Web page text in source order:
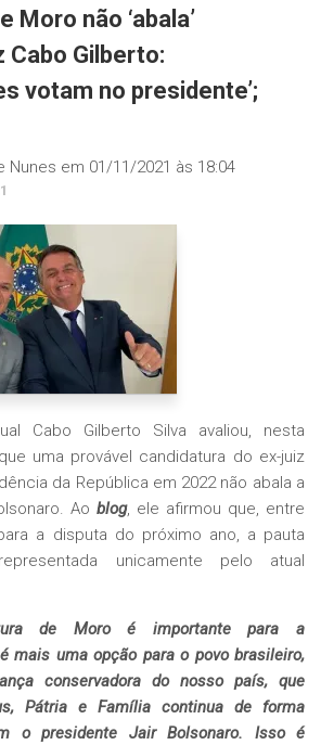
Moro não ‘abala’
Cabo Gilberto:
votam no presidente’;
Nunes em 01/11/2021 às 18:04
Cabo Gilberto Silva avaliou, nesta
uma provável candidatura do ex-juiz
da República em 2022 não abala a
Ao blog, ele afirmou que, entre
a disputa do próximo ano, a pauta
unicamente pelo atual
de Moro é importante para a
mais uma opção para o povo brasileiro,
conservadora do nosso país, que
Pátria e Família continua de forma
o presidente Jair Bolsonaro. Isso é